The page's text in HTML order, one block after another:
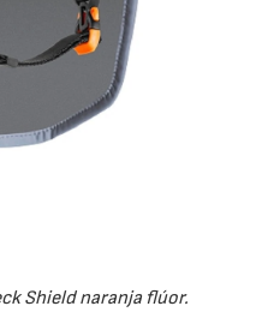
Shield naranja flúor.